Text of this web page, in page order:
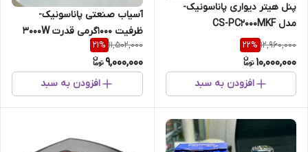
پنل هیتر دیواری پاناسونیک-
مدل CS-PC2000MKF
12,960,000
22%
10,000,000
افزودن به سبد
آسیاب صنعتی پاناسونیک-
ظرفیت 1000گرمی قدرت 3000W
وات
11,502,000
21%
9,000,000
افزودن به سبد